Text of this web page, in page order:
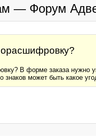
— Форум
В форме заказа нужно
может быть какое